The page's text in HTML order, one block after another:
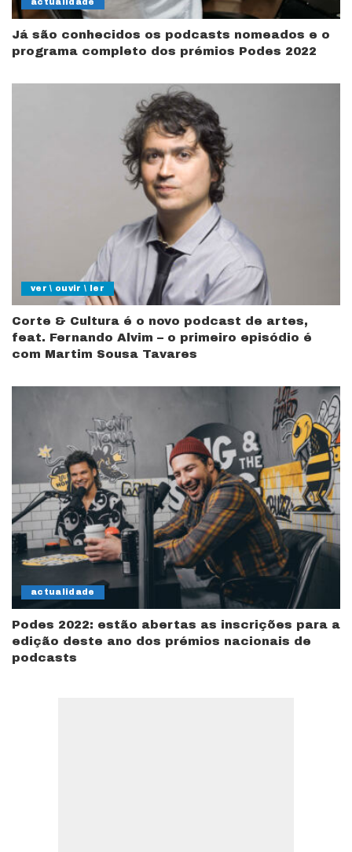
actualidade
Já são conhecidos os podcasts nomeados e o
programa completo dos prémios Podes 2022
ver \ ouvir \ ler
Corte & Cultura é o novo podcast de artes,
feat. Fernando Alvim – o primeiro episódio é
com Martim Sousa Tavares
actualidade
Podes 2022: estão abertas as inscrições para a
edição deste ano dos prémios nacionais de
podcasts